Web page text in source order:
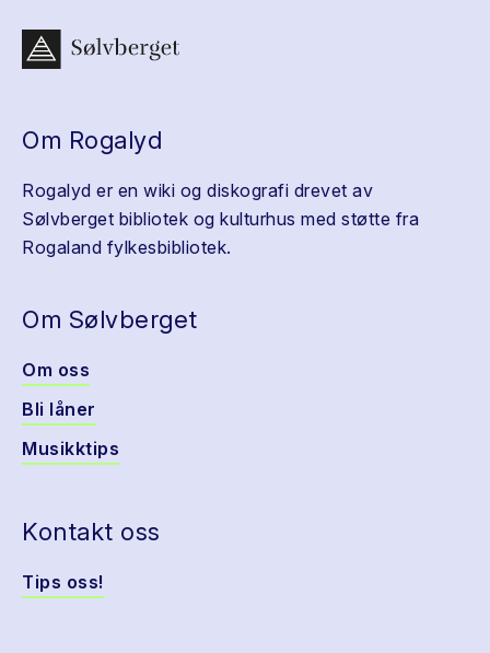
Om Rogalyd
Rogalyd er en wiki og diskografi drevet av
Sølvberget bibliotek og kulturhus med støtte fra
Rogaland fylkesbibliotek.
Om Sølvberget
Om oss
Bli låner
Musikktips
Kontakt oss
Tips oss!